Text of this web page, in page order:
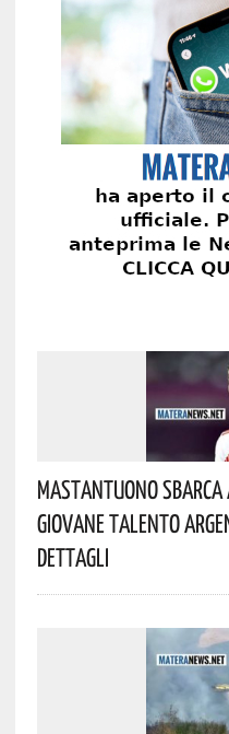
Mastantuono
Giovane Talento
Dettagli